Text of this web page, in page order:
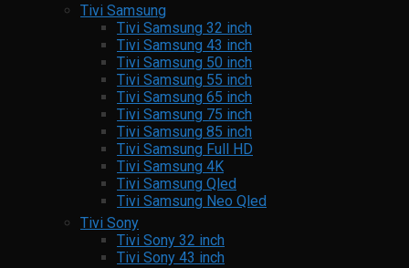
Tivi Samsung
Tivi Samsung 32 inch
Tivi Samsung 43 inch
Tivi Samsung 50 inch
Tivi Samsung 55 inch
Tivi Samsung 65 inch
Tivi Samsung 75 inch
Tivi Samsung 85 inch
Tivi Samsung Full HD
Tivi Samsung 4K
Tivi Samsung Qled
Tivi Samsung Neo Qled
Tivi Sony
Tivi Sony 32 inch
Tivi Sony 43 inch